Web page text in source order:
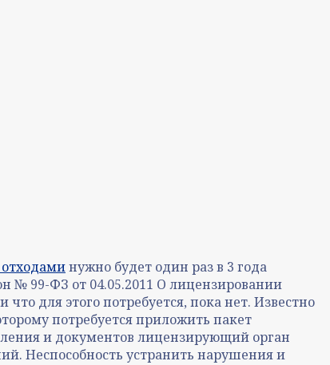
нужно будет один раз в 3 года
№ 99-ФЗ от 04.05.2011 О лицензировании
для этого потребуется, пока нет. Известно
потребуется приложить пакет
и документов лицензирующий орган
Неспособность устранить нарушения и